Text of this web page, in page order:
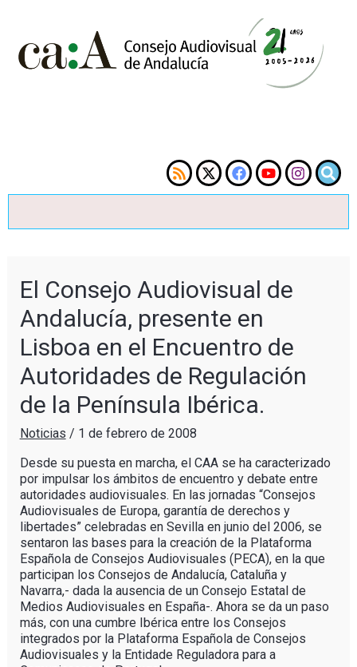
El Consejo Audiovisual de
Andalucía, presente en
Lisboa en el Encuentro de
Autoridades de Regulación
de la Península Ibérica.
Noticias / 1 de febrero de 2008
Desde su puesta en marcha, el CAA se ha caracterizado
por impulsar los ámbitos de encuentro y debate entre
autoridades audiovisuales. En las jornadas “Consejos
Audiovisuales de Europa, garantía de derechos y
libertades” celebradas en Sevilla en junio del 2006, se
sentaron las bases para la creación de la Plataforma
Española de Consejos Audiovisuales (PECA), en la que
participan los Consejos de Andalucía, Cataluña y
Navarra,- dada la ausencia de un Consejo Estatal de
Medios Audiovisuales en España-. Ahora se da un paso
más, con una cumbre Ibérica entre los Consejos
integrados por la Plataforma Española de Consejos
Audiovisuales y la Entidade Reguladora para a